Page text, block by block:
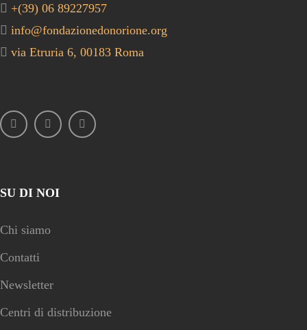
+(39) 06 89227957
info@fondazionedonorione.org
via Etruria 6, 00183 Roma
SU DI NOI
Chi siamo
Contatti
Newsletter
Centri di distribuzione